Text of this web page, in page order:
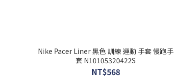
Nike Pacer Liner 黑色 訓練 運動 手套 慢跑手
套 N10105320422S
NT$568